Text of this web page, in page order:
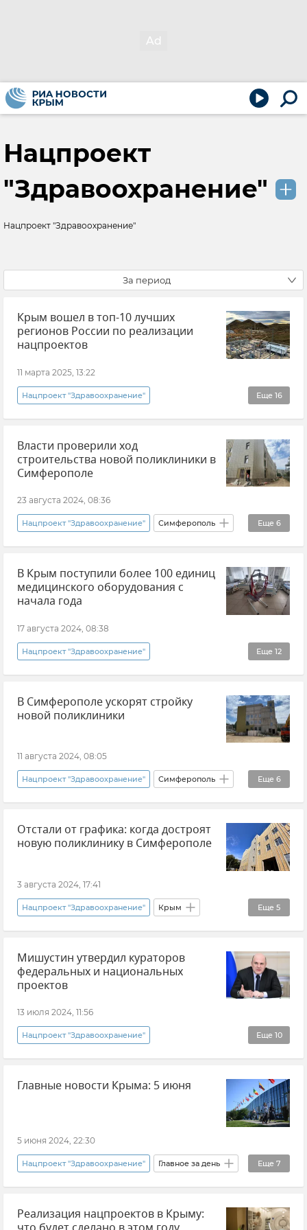
Нацпроект
"Здравоохранение"
Нацпроект "Здравоохранение"
За период
Крым вошел в топ-10 лучших
регионов России по реализации
нацпроектов
11 марта 2025, 13:22
Еще 16
Нацпроект "Здравоохранение"
Нацпроекты в Крыму Крым
Государственный совет РК (Госсовет)
Федеральный бюджет
Симферополь
Образование в России
Национальный проект "Экология"
Власти проверили ход
строительства новой поликлиники в
Симферополе
23 августа 2024, 08:36
Еще 6
Нацпроект "Здравоохранение" Симферополь
Нацпроекты в Крыму
Здравоохранение в Крыму и Севастополе
Новости Крыма
В Крым поступили более 100 единиц
медицинского оборудования с
начала года
17 августа 2024, 08:38
Еще 12
Нацпроект "Здравоохранение"
Здравоохранение в Крыму и Севастополе
Нацпроекты в Крыму Минздрав Крыма
Евпатория Симферополь Феодосия
В Симферополе ускорят стройку
новой поликлиники
11 августа 2024, 08:05
Еще 6
Нацпроект "Здравоохранение" Симферополь
Юрий Гоцанюк
Здравоохранение в Крыму и Севастополе
Отстали от графика: когда достроят
новую поликлинику в Симферополе
3 августа 2024, 17:41
Еще 5
Нацпроект "Здравоохранение" Крым
Симферополь
Здравоохранение в Крыму и Севастополе
Общество
Мишустин утвердил кураторов
федеральных и национальных
проектов
13 июля 2024, 11:56
Еще 10
Нацпроект "Здравоохранение"
Михаил Мишустин Правительство России
Нацпроект "Туризм и индустрия гостеприимства"
Нацпроекты в России Нацпроект "Семья"
Нацпроект "Культура России" Новости
Главные новости Крыма: 5 июня
5 июня 2024, 22:30
Еще 7
Нацпроект "Здравоохранение" Главное за день
ПМЭФ
Нацпроект "Безопасные качественные дороги"
Реализация нацпроектов в Крыму: